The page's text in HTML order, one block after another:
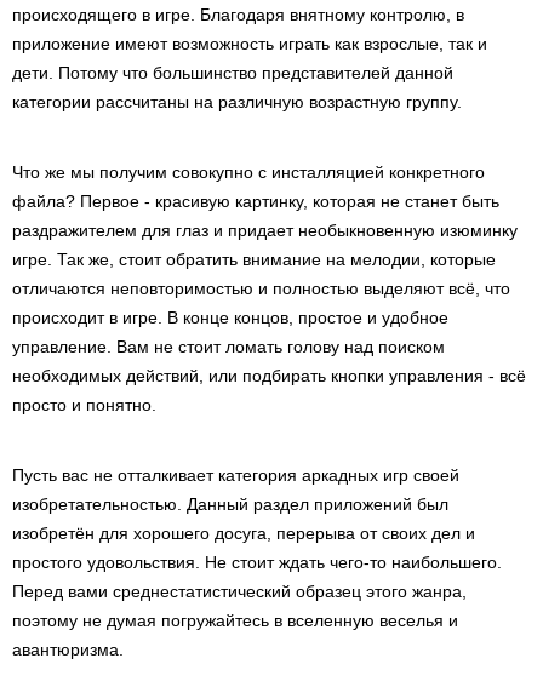
происходящего в игре. Благодаря внятному контролю, в
приложение имеют возможность играть как взрослые, так и
дети. Потому что большинство представителей данной
категории рассчитаны на различную возрастную группу.
Что же мы получим совокупно с инсталляцией конкретного
файла? Первое - красивую картинку, которая не станет быть
раздражителем для глаз и придает необыкновенную изюминку
игре. Так же, стоит обратить внимание на мелодии, которые
отличаются неповторимостью и полностью выделяют всё, что
происходит в игре. В конце концов, простое и удобное
управление. Вам не стоит ломать голову над поиском
необходимых действий, или подбирать кнопки управления - всё
просто и понятно.
Пусть вас не отталкивает категория аркадных игр своей
изобретательностью. Данный раздел приложений был
изобретён для хорошего досуга, перерыва от своих дел и
простого удовольствия. Не стоит ждать чего-то наибольшего.
Перед вами среднестатистический образец этого жанра,
поэтому не думая погружайтесь в вселенную веселья и
авантюризма.